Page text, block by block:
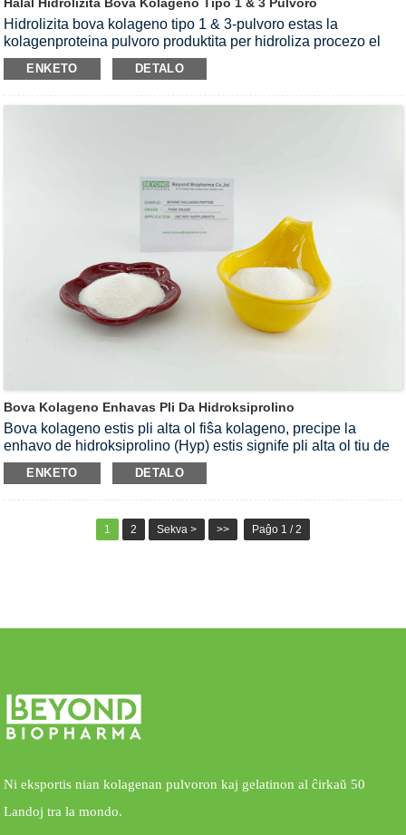
Halal Hidrolizita Bova Kolageno Tipo 1 & 3 Pulvoro
Hidrolizita bova kolageno tipo 1 & 3-pulvoro estas la
kolagenproteina pulvoro produktita per hidroliza procezo el
bovaj feloj kaj haŭtoj.Ni povas provizi halal kontrolitan bovan
kolagenan tipon 1 & 3 Pulvoron por haŭta sano, komuna sano
ENKETO DETALO
Bova Kolageno Enhavas Pli Da Hidroksiprolino
Bova kolageno estis pli alta ol fiŝa kolageno, precipe la
enhavo de hidroksiprolino (Hyp) estis signife pli alta ol tiu de
aliaj fiŝoj.Ĝi havas bonegan solveblecon, kaj bova kolageno
povas efike plibonigi muskolajn funkciojn
ENKETO DETALO
1 2 Sekva > >> Paĝo 1 / 2
Ni eksportis nian kolagenan pulvoron kaj gelatinon al ĉirkaŭ 50
Landoj tra la mondo.